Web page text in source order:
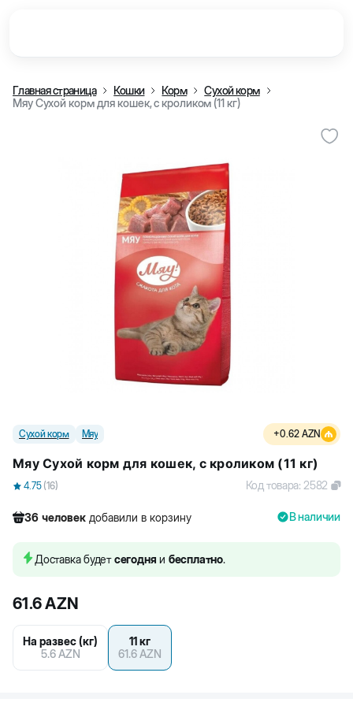
Главная страница Кошки Корм
Сухой корм
Мяу Сухой корм для кошек, с кроликом (11 кг)
Сухой корм Мяу +0.62 AZN
Мяу Сухой корм для кошек, с кроликом (11 кг)
4.75 (16) Код товара: 2582
36 человек добавили в корзину
385 человек купили товар
В наличии
Доставка будетсегодня и бесплатно.
61.6AZN
На развес (кг)
5.6 AZN
11 кг
61.6AZN